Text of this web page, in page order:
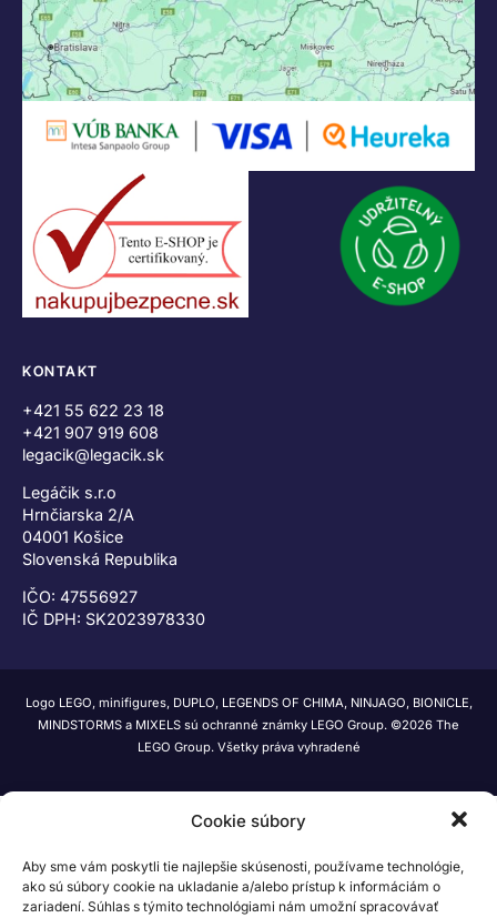
Cookie súbory
Aby sme vám poskytli tie najlepšie skúsenosti, používame technológie,
ako sú súbory cookie na ukladanie a/alebo prístup k informáciám o
zariadení. Súhlas s týmito technológiami nám umožní spracovávať
KONTAKT
+421 55 622 23 18
+421 907 919 608
legacik@legacik.sk
Legáčik s.r.o
Hrnčiarska 2/A
04001 Košice
Slovenská Republika
IČO: 47556927
IČ DPH: SK2023978330
Logo LEGO, minifigures, DUPLO, LEGENDS OF CHIMA, NINJAGO, BIONICLE,
MINDSTORMS a MIXELS sú ochranné známky LEGO Group. ©2026 The
LEGO Group. Všetky práva vyhradené